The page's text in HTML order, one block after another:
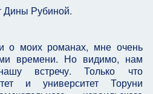
Рубиной.
о моих романах, мне очень
времени. Но видимо, нам
встречу. Только что
и университет Торуни